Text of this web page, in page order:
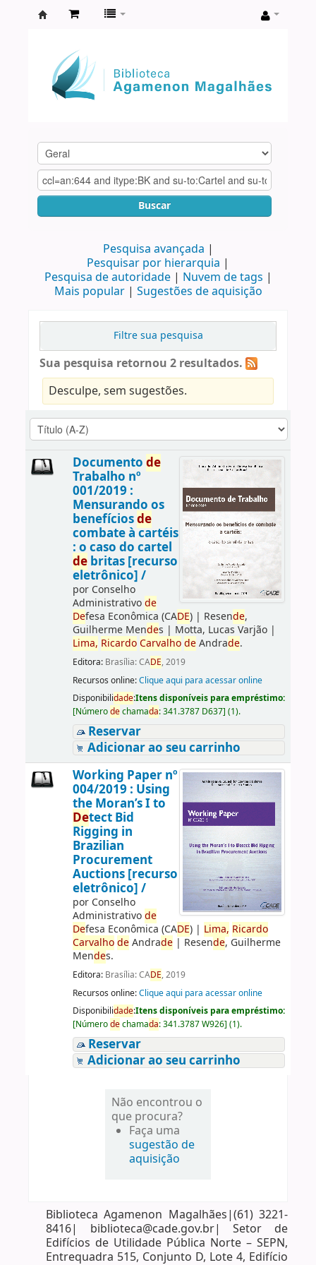
Agamenon
Magalhães
Buscar
Pesquisa avançada
Pesquisar por hierarquia
Pesquisa de autoridade
Nuvem de tags
Mais popular
Sugestões de aquisição
Filtre sua pesquisa
Sua pesquisa retornou 2 resultados.
Desculpe, sem sugestões.
Documento de
Trabalho nº
001/2019 :
Mensurando os
benefíciosde
combate à cartéis
: o caso do cartel
debritas [recurso
eletrônico] /
por Conselho
Administrativode
Defesa Econômica (CADE)| Resende,
Guilherme Mendes | Motta, Lucas Varjão|
Lima, Ricardo Carvalho deAndrade.
Editora: Brasília: CADE, 2019
Recursos online:Clique aqui para acessar online
Disponibilidade:Itens disponíveis para empréstimo:
[Númerodechamada:341.3787 D637] (1).
Reservar
Adicionar ao seu carrinho
Working Paper nº
004/2019 : Using
the Moran’s I to
Detect Bid
Rigging in
Brazilian
Procurement
Auctions [recurso
eletrônico] /
por Conselho
Administrativode
Defesa Econômica (CADE)| Lima, Ricardo
Carvalho deAndrade| Resende, Guilherme
Mendes.
Editora: Brasília: CADE, 2019
Recursos online:Clique aqui para acessar online
Disponibilidade:Itens disponíveis para empréstimo:
[Númerodechamada:341.3787 W926] (1).
Reservar
Adicionar ao seu carrinho
Não encontrou o
que procura?
Faça uma
sugestão de
aquisição
Biblioteca Agamenon Magalhães|(61) 3221-
8416| biblioteca@cade.gov.br| Setor de
Edifícios de Utilidade Pública Norte – SEPN,
Entrequadra 515, Conjunto D, Lote 4, Edifício